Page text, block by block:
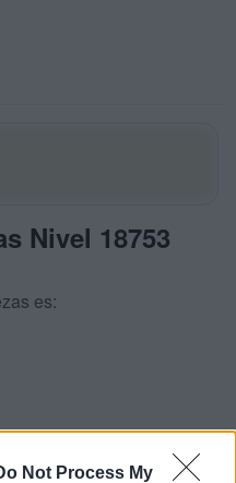
Not Process My
Nivel 18753
es: